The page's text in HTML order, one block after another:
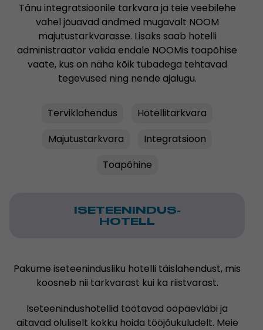
Tänu integratsioonile tarkvara ja teie veebilehe
vahel jõuavad andmed mugavalt NOOM
majutustarkvarasse. Lisaks saab hotelli
administraator valida endale NOOMis toapõhise
vaate, kus on näha kõik tubadega tehtavad
tegevused ning nende ajalugu.
Terviklahendus
Hotellitarkvara
Majutustarkvara
Integratsioon
Toapõhine
ISETEENINDUS-
HOTELL
Pakume iseteenindusliku hotelli täislahendust, mis
koosneb nii tarkvarast kui ka riistvarast.
Iseteenindushotellid töötavad ööpäevläbi ja
aitavad oluliselt kokku hoida tööjõukuludelt. Meie